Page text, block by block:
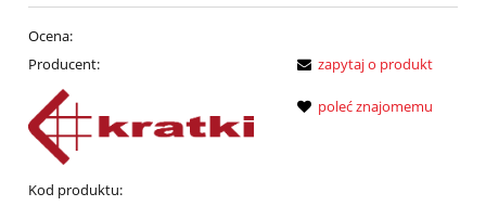
Ocena:
Producent:
Kod produktu:
zapytaj o produkt
poleć znajomemu